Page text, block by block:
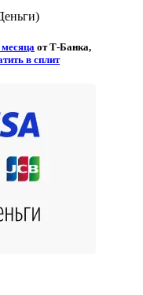
месяцаот Т-Банка,
в сплит